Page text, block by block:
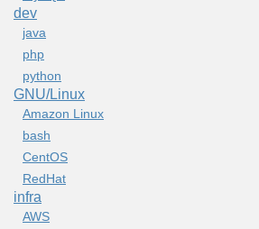
dev
java
php
python
GNU/Linux
Amazon Linux
bash
CentOS
RedHat
infra
AWS